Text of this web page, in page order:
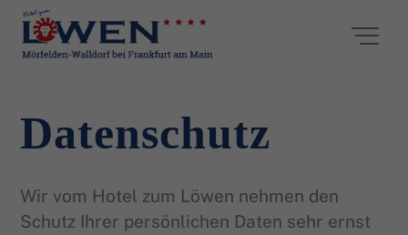
Skip
content
Datenschutz
Wir vom Hotel zum Löwen nehmen den
Schutz Ihrer persönlichen Daten sehr ernst